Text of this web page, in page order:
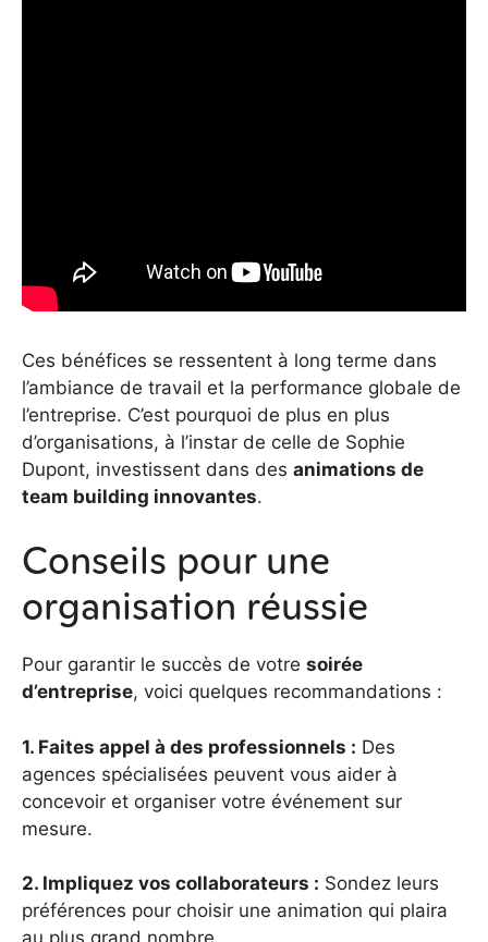
Ces bénéfices se ressentent à long terme dans
l’ambiance de travail et la performance globale de
l’entreprise. C’est pourquoi de plus en plus
d’organisations, à l’instar de celle de Sophie
Dupont, investissent dans des animations de
team building innovantes.
Conseils pour une
organisation réussie
Pour garantir le succès de votre soirée
d’entreprise, voici quelques recommandations :
1. Faites appel à des professionnels : Des
agences spécialisées peuvent vous aider à
concevoir et organiser votre événement sur
mesure.
2. Impliquez vos collaborateurs : Sondez leurs
préférences pour choisir une animation qui plaira
au plus grand nombre.